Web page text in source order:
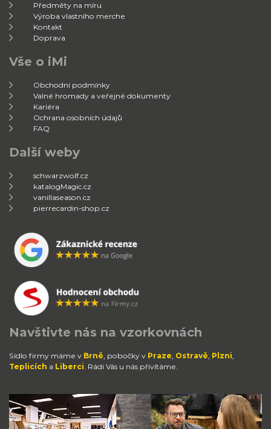
Předměty na míru
Výroba vlastního merche
Kontakt
Doprava
Vše o iMi
Obchodní podmínky
Valné hromady a veřejné dokumenty
Kariéra
Ochrana osobních údajů
FAQ
Další weby
schwarzwolf.cz
katalogMagic.cz
vanillaseason.cz
pierrecardin-shop.cz
Navštivte nás na vzorkovnách
Sídlo firmy máme v Brně, pobočky v Praze, Ostravě, Plzni,
Teplicích a Liberci. Rádi Vás u nás přivítáme.